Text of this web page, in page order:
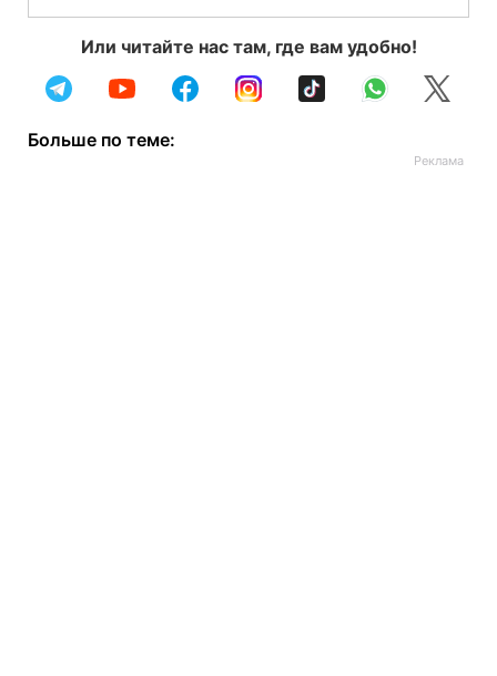
Или читайте нас там, где вам удобно!
Больше по теме: